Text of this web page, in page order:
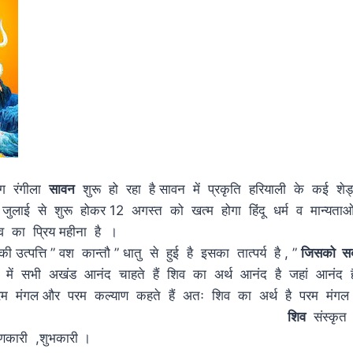
रंगीलासावनशुरू हो रहा है सावन में प्रकृति हरियाली के कई
जुलाई से शुरू होकर 12 अगस्त को खत्म होगा हिंदू धर्म व
शिव का प्रिय महीना है ।
उत्पत्ति ” वश कान्तौ ” धातु से हुई है इसका तात्पर्य है , ”जिसको
सभी अखंड आनंद चाहते हैं शिव का अर्थ आनंद है जहां आनंद
मंगल और परम कल्याण कहते हैं अतः शिव का अर्थ है परम
चाहिए ।शिवसंस्कृत
,शुभकारी ।